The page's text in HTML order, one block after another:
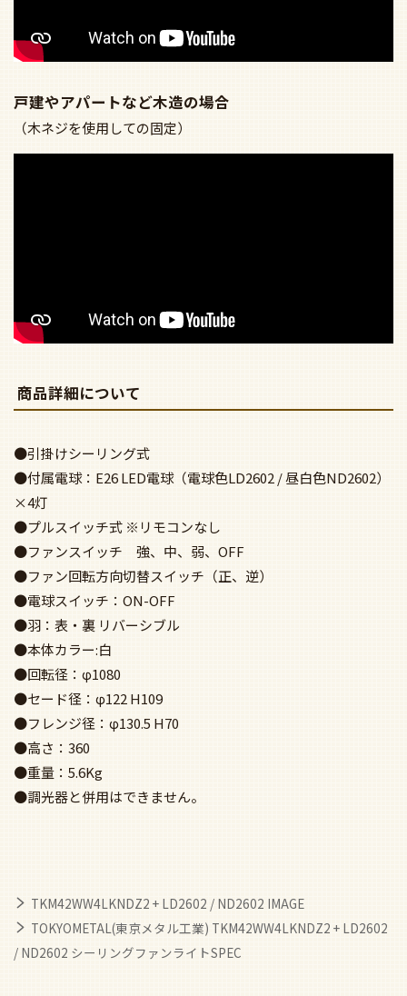
戸建やアパートなど木造の場合
（木ネジを使用しての固定）
商品詳細について
●引掛けシーリング式
●付属電球：E26 LED電球（電球色LD2602 / 昼白色ND2602）
×4灯
●プルスイッチ式 ※リモコンなし
●ファンスイッチ 強、中、弱、OFF
●ファン回転方向切替スイッチ（正、逆）
●電球スイッチ：ON-OFF
●羽：表・裏 リバーシブル
●本体カラー:白
●回転径：φ1080
●セード径：φ122 H109
●フレンジ径：φ130.5 H70
●高さ：360
●重量：5.6Kg
●調光器と併用はできません。
TKM42WW4LKNDZ2 + LD2602 / ND2602 IMAGE
TOKYOMETAL(東京メタル工業) TKM42WW4LKNDZ2 + LD2602
/ ND2602 シーリングファンライトSPEC